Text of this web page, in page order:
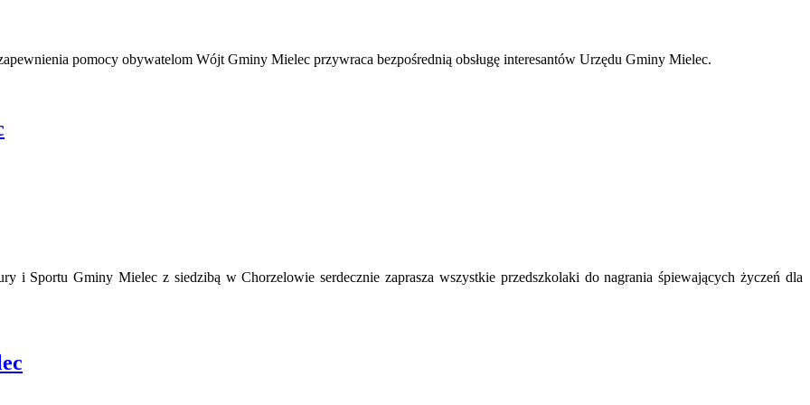
pomocy obywatelom Wójt Gminy Mielec przywraca bezpośrednią obsługę interesantów Urzędu Gminy Mielec.
i Sportu Gminy Mielec z siedzibą w Chorzelowie serdecznie zaprasza wszystkie przedszkolaki do nagrania śpiewających życzeń dla